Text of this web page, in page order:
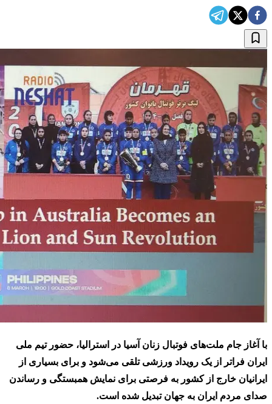
با آغاز جام ملت‌های فوتبال زنان آسیا در استرالیا، حضور تیم ملی
ایران فراتر از یک رویداد ورزشی تلقی می‌شود و برای بسیاری از
ایرانیان خارج از کشور به فرصتی برای نمایش همبستگی و رساندن
صدای مردم ایران به جهان تبدیل شده است.